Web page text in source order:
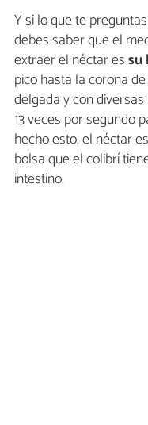
Y si lo que te
debes saber que el
extraer el néctar essu
pico hasta la corona
delgada y con
13 veces por segundo
hecho esto, el néctar
bolsa que el colibrí
intestino.